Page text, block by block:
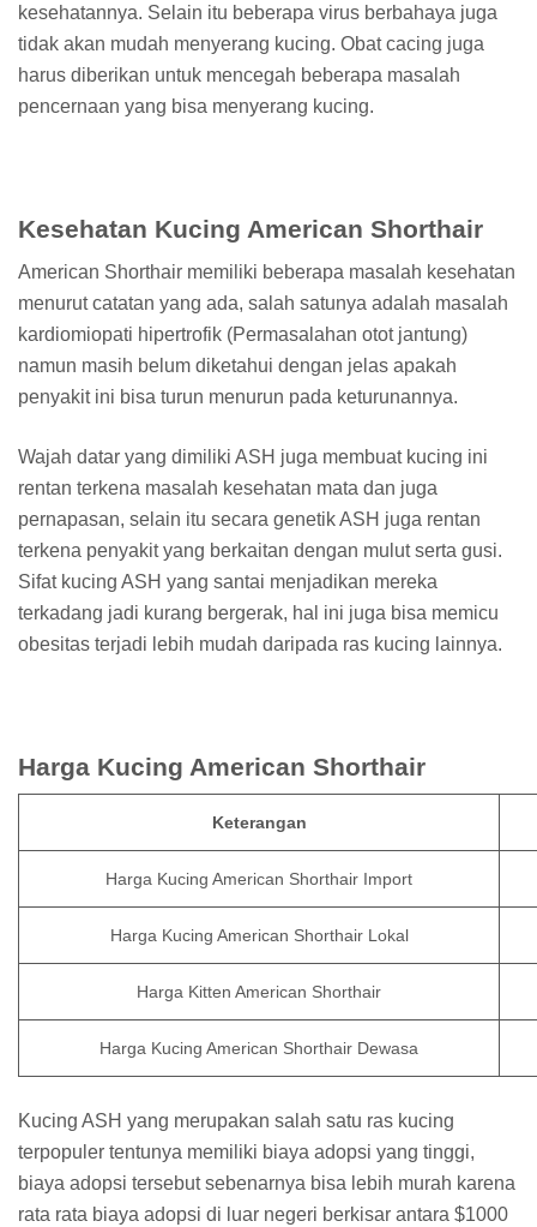
kesehatannya. Selain itu beberapa virus berbahaya juga
tidak akan mudah menyerang kucing. Obat cacing juga
harus diberikan untuk mencegah beberapa masalah
pencernaan yang bisa menyerang kucing.
Kesehatan Kucing American Shorthair
American Shorthair memiliki beberapa masalah kesehatan
menurut catatan yang ada, salah satunya adalah masalah
kardiomiopati hipertrofik (Permasalahan otot jantung)
namun masih belum diketahui dengan jelas apakah
penyakit ini bisa turun menurun pada keturunannya.
Wajah datar yang dimiliki ASH juga membuat kucing ini
rentan terkena masalah kesehatan mata dan juga
pernapasan, selain itu secara genetik ASH juga rentan
terkena penyakit yang berkaitan dengan mulut serta gusi.
Sifat kucing ASH yang santai menjadikan mereka
terkadang jadi kurang bergerak, hal ini juga bisa memicu
obesitas terjadi lebih mudah daripada ras kucing lainnya.
Harga Kucing American Shorthair
Keterangan
Harga Kucing American Shorthair Import
Harga Kucing American Shorthair Lokal
Harga Kitten American Shorthair
Harga Kucing American Shorthair Dewasa
Kucing ASH yang merupakan salah satu ras kucing
terpopuler tentunya memiliki biaya adopsi yang tinggi,
biaya adopsi tersebut sebenarnya bisa lebih murah karena
rata rata biaya adopsi di luar negeri berkisar antara $1000